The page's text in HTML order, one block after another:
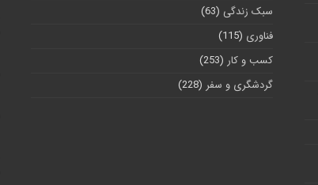
سبک زندگی (63)
فناوری (115)
کسب و کار (253)
گردشگری و سفر (228)